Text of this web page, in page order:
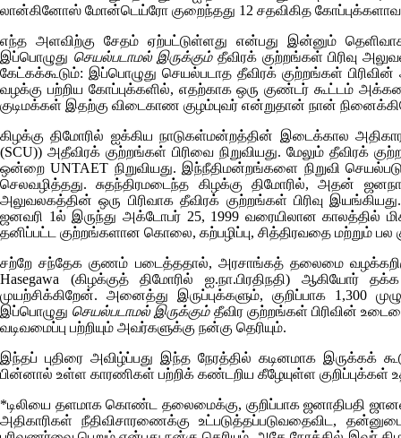
லான்கினோஸ் மோன்டெய்ரோ குறைந்தது 12 சதவிகித
எந்த அளவிற்கு சேதம் ஏற்பட்டுள்ளது என்பது இன்னும்
இப்பொழுது செயல்படாமல் இருக்கும்தீவிரக் குற்றங்கள் பிரிவு
கேட்கக்கூடும்: இப்பொழுது செயல்படாத தீவிரக் குற்றங்கள்
வழக்கு பற்றிய கோப்புக்களில், எதற்காக ஒரு குண்டர் கூட்டம்
குடிமக்கள் இதற்கு விடைகாண குழம்புவர் என்றுதான் நான்
கிழக்கு திமோரில் ஐக்கிய நாடுகள்மன்றத்தின் இடைக்கால
(SCU)) அதீவிரக் குற்றங்கள் பிரிவை நிறுவியது. மேலும் தீவிரக்
ஒன்றைUNTAET நிறுவியது. இந்நீதிமன்றங்களை நிறுவி
செலவழித்தது. சுதந்திரமடைந்த கிழக்கு திமோரில், அதன்
அலுவலகத்தின் ஒரு பிரிவாக தீவிரக் குற்றங்கள் பிரிவு
ஜனவரி 1ல் இருந்து அக்டோபர் 25, 1999 வரையிலான காலத்தில்
தனிப்பட்ட குற்றங்களான கொலை, கற்பழிப்பு, சித்திரவதை மற்றும் பல
சற்றே சந்தேக குணம் படைத்ததால், அரசாங்கத் தலைமை
Hasegawa (கிழக்குத் திமோரில் ஐ.நா.பிரதிநதி)
முயற்சிக்கிறேன். அனைத்து இருப்புக்களும், குறிப்பாக 1,300
இப்பொழுது செயல்படாமல் இருக்கும்தீவிர குற்றங்கள் பிரிவின்
வடிவமைப்பு பற்றியும் அவர்களுக்கு நன்கு தெரியும்.
இந்தப் புதிரை அவிழ்ப்பது இந்த நேரத்தில் கடினமாக
பின்னால் உள்ள காரணிகள் பற்றிக் கண்டறிய கீழேயுள்ள குறிப்புக்கள்
*டிலியை தளமாக கொண்ட தலைமைக்கு, குறிப்பாக ஜனாதிபதி
அதிகாரிகள் நீதிவிசாரணைக்கு உட்படுத்தப்படுவதைவிட,